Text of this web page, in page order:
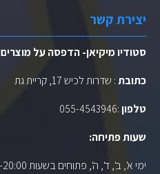
יצירת קשר
סטודיו מיקיאן- הדפסה על מוצרים
כתובת: שדרות לכיש 17, קריית גת
טלפון:
055-4543946
שעות פתיחה:
ימי א', ב', ד', ה', פתוחים בשעות 9:00-20:00